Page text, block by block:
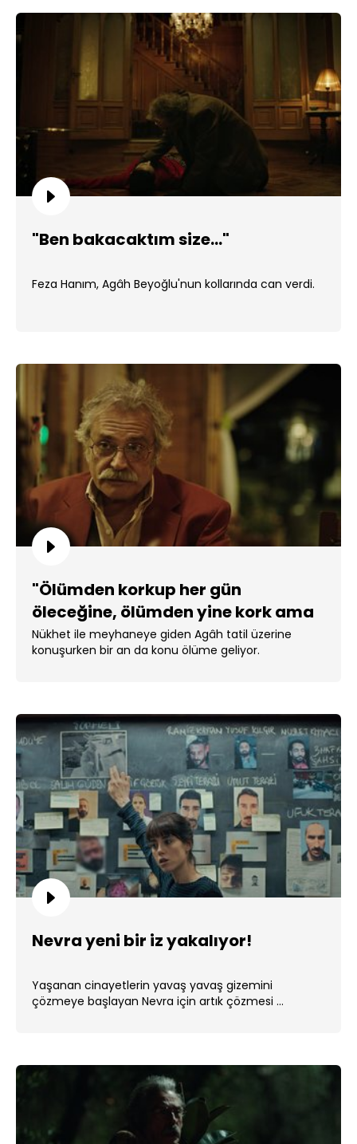
"Ben bakacaktım size..."
Feza Hanım, Agâh Beyoğlu'nun kollarında can verdi.
"Ölümden korkup her gün
öleceğine, ölümden yine kork ama
her gün yaşa…"
Nükhet ile meyhaneye giden Agâh tatil üzerine
konuşurken bir an da konu ölüme geliyor.
Nevra yeni bir iz yakalıyor!
Yaşanan cinayetlerin yavaş yavaş gizemini
çözmeye başlayan Nevra için artık çözmesi ...